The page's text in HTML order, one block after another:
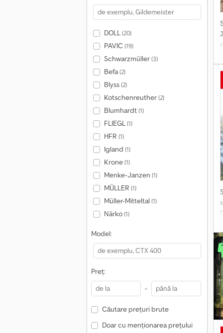
DOLL(20)
PAVIC (19)
Schwarzmüller(3)
Befa(2)
Blyss(2)
Kotschenreuther(2)
Blumhardt(1)
FLIEGL(1)
HFR (1)
Igland (1)
Krone(1)
Menke-Janzen (1)
MÜLLER (1)
Müller-Mitteltal (1)
Närko(1)
Model:
Preț:
-
Căutare prețuri brute
Doar cu menționarea prețului